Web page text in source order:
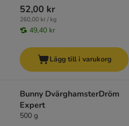
52,00 kr
260,00 kr / kg
49,40 kr
Lägg till i varukorg
Bunny DvärghamsterDröm
Expert
500 g